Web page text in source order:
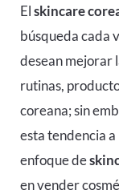
Elskincare
búsqueda cada
desean mejorar
rutinas,
coreana; sin
esta tendencia
enfoque de
en vender